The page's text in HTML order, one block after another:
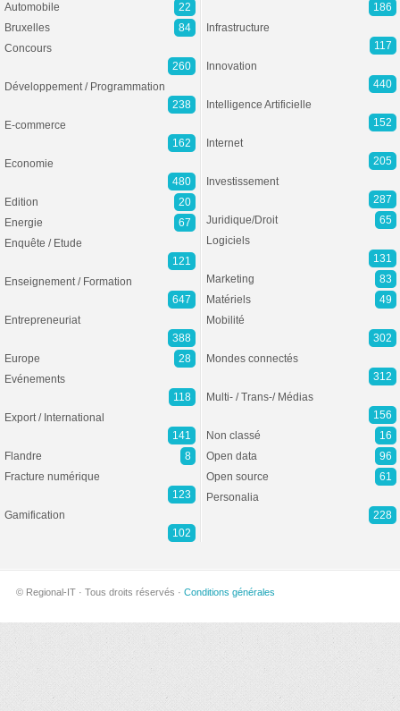
Automobile
22
Bruxelles
84
Concours
260
Développement / Programmation
238
E-commerce
162
Economie
480
Edition
20
Energie
67
Enquête / Etude
121
Enseignement / Formation
647
Entrepreneuriat
388
Europe
28
Evénements
118
Export / International
141
Flandre
8
Fracture numérique
123
Gamification
102
186
Infrastructure
117
Innovation
440
Intelligence Artificielle
152
Internet
205
Investissement
287
Juridique/Droit
65
Logiciels
131
Marketing
83
Matériels
49
Mobilité
302
Mondes connectés
312
Multi- / Trans-/ Médias
156
Non classé
16
Open data
96
Open source
61
Personalia
228
© Regional-IT · Tous droits réservés · Conditions générales